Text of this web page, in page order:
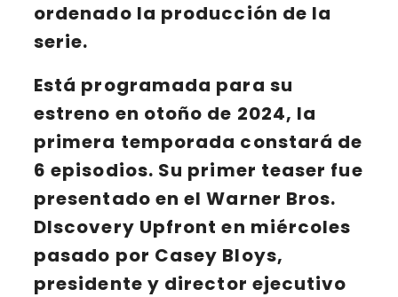
ordenado la producción de la
serie.
Está programada para su
estreno en otoño de 2024, la
primera temporada constará de
6 episodios. Su primer teaser fue
presentado en elWarner Bros.
DIscovery Upfront en miércoles
pasado por Casey Bloys,
presidente y director ejecutivo